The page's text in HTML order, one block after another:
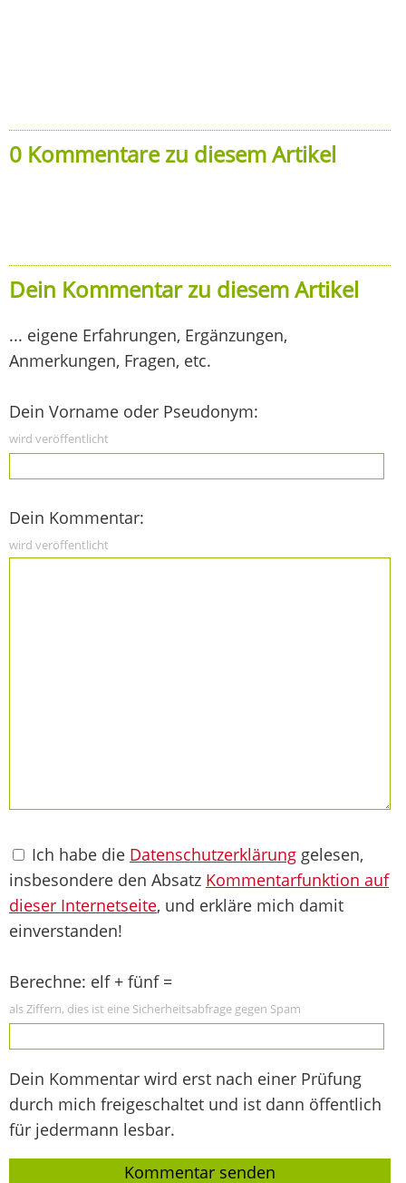
0 Kommentare zu diesem Artikel
Dein Kommentar zu diesem Artikel
... eigene Erfahrungen, Ergänzungen,
Anmerkungen, Fragen, etc.
Dein Vorname oder Pseudonym:
wird veröffentlicht
Dein Kommentar:
wird veröffentlicht
Ich habe die Datenschutzerklärung gelesen,
insbesondere den Absatz Kommentarfunktion auf
dieser Internetseite, und erkläre mich damit
einverstanden!
Berechne: elf + fünf =
als Ziffern, dies ist eine Sicherheitsabfrage gegen Spam
Dein Kommentar wird erst nach einer Prüfung
durch mich freigeschaltet und ist dann öffentlich
für jedermann lesbar.